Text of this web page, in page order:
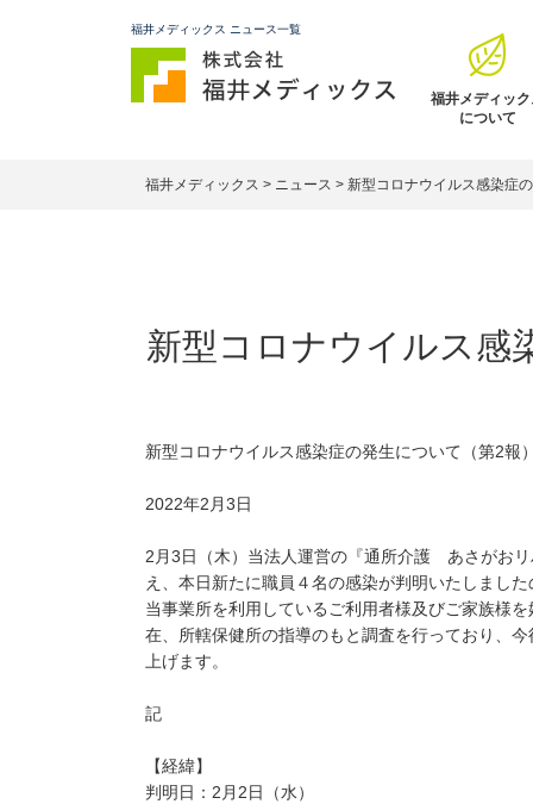
福井メディックス ニュース一覧
福井メディック
について
福井メディックス > ニュース > 新型コロナウイルス感染症
新型コロナウイルス感
新型コロナウイルス感染症の発生について（第2報
2022年2月3日
2月3日（木）当法人運営の『通所介護 あさがお
え、本日新たに職員 ４名の感染が判明いたしまし
当事業所を利用しているご利用者様及びご家族様
在、所轄保健所の指導のもと調査を行っており、
上げます。
記
【経緯】
判明日：2月2日（水）